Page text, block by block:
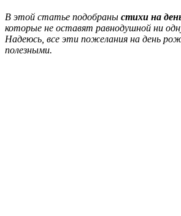
В этой статье подобраны стихи на
которые не оставят равнодушной ни
Надеюсь, все эти пожелания на день
полезными.